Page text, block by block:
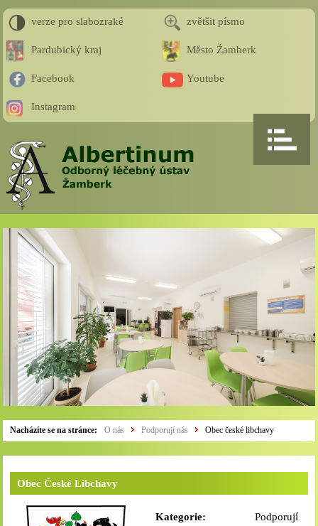
verze pro slabozraké zvětšit písmo
Pardubický kraj Město Žamberk
Facebook Youtube
Instagram
Nacházíte se na stránce: O nás Podporují nás Obec české libchavy
Obec České Libchavy
Kategorie:
Podporují